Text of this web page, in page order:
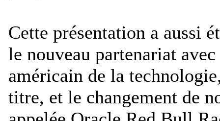
Cette présentation a aussi
le nouveau partenariat
américain de la
titre, et le changement de